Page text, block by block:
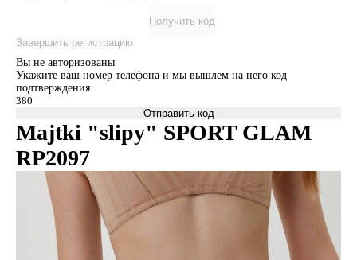
Получить код
Завершить регистрацию
Вы не авторизованы
Укажите ваш номер телефона и мы вышлем на него код
подтверждения.
Отправить код
Majtki "slipy" SPORT GLAM
RP2097